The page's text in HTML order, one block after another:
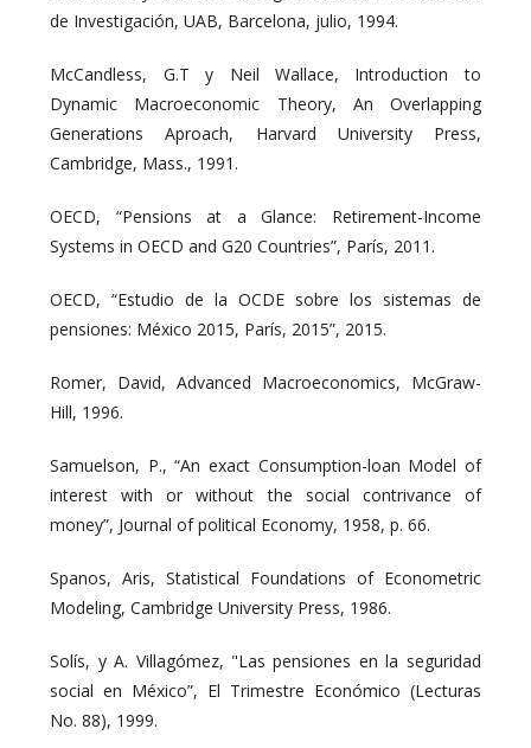
de Investigación, UAB, Barcelona, julio, 1994.
McCandless, G.T y Neil Wallace, Introduction to
Dynamic Macroeconomic Theory, An Overlapping
Generations Aproach, Harvard University Press,
Cambridge, Mass., 1991.
OECD, “Pensions at a Glance: Retirement-Income
Systems in OECD and G20 Countries”, París, 2011.
OECD, “Estudio de la OCDE sobre los sistemas de
pensiones: México 2015, París, 2015”, 2015.
Romer, David, Advanced Macroeconomics, McGraw-
Hill, 1996.
Samuelson, P., “An exact Consumption-loan Model of
interest with or without the social contrivance of
money”, Journal of political Economy, 1958, p. 66.
Spanos, Aris, Statistical Foundations of Econometric
Modeling, Cambridge University Press, 1986.
Solís, y A. Villagómez, "Las pensiones en la seguridad
social en México”, El Trimestre Económico (Lecturas
No. 88), 1999.